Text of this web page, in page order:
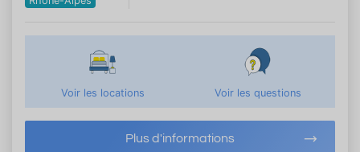
Voir les locations Voir les questions
Plus d'informations